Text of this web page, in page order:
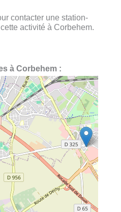
contacter une station-
activité à Corbehem.
à Corbehem :